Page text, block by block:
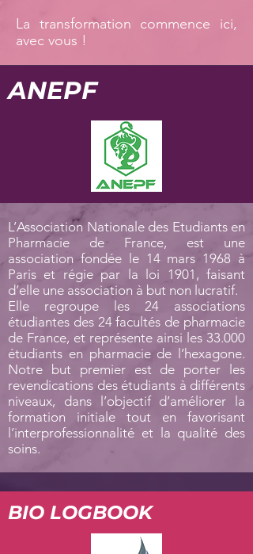
La transformation commence ici,
avec vous !
ANEPF
L’Association Nationale des Etudiants en
Pharmacie de France, est une
association fondée le 14 mars 1968 à
Paris et régie par la loi 1901, faisant
d’elle une association à but non lucratif.
Elle regroupe les 24 associations
étudiantes des 24 facultés de pharmacie
de France, et représente ainsi les 33.000
étudiants en pharmacie de l’hexagone.
Notre but premier est de porter les
revendications des étudiants à différents
niveaux, dans l’objectif d’améliorer la
formation initiale tout en favorisant
l’interprofessionnalité et la qualité des
soins.
BIO LOGBOOK